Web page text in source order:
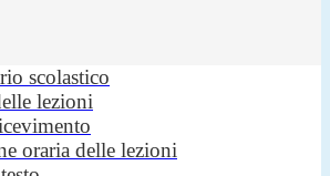
scolastico
lezioni
oraria delle lezioni